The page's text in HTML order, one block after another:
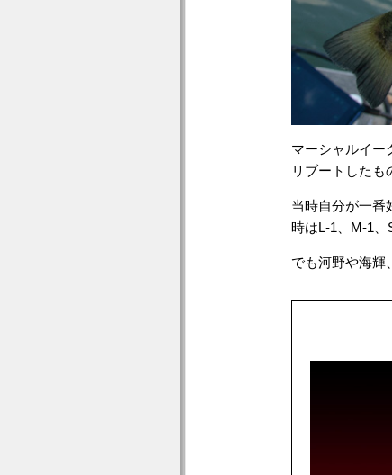
マーシャルイー
リブートしたも
当時自分が一番
時はL-1、M-1、
でも河野や海輝